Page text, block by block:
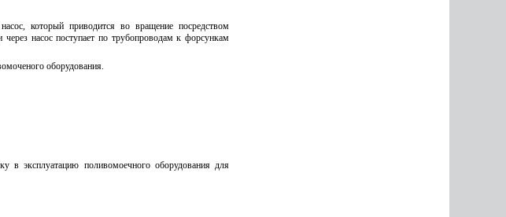
который приводится во вращение посредством
насос поступает по трубопроводам к форсункам
оборудования.
в эксплуатацию поливомоечного оборудования для